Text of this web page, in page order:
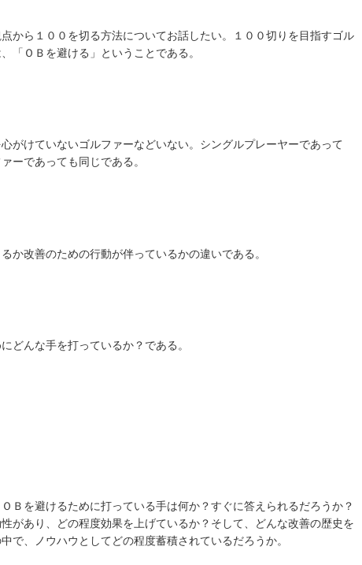
から１００を切る方法についてお話したい。１００切りを目指すゴル
「ＯＢを避ける」ということである。
がけていないゴルファーなどいない。シングルプレーヤーであって
ーであっても同じである。
か改善のための行動が伴っているかの違いである。
どんな手を打っているか？である。
Ｂを避けるために打っている手は何か？すぐに答えられるだろうか？
があり、どの程度効果を上げているか？そして、どんな改善の歴史を
で、ノウハウとしてどの程度蓄積されているだろうか。